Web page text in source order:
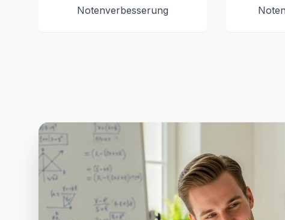
Notenverbesserung